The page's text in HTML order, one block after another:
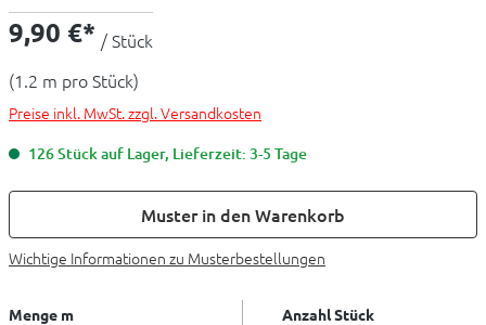
9,90 €* / Stück
(1.2 m pro Stück)
Preise inkl. MwSt. zzgl. Versandkosten
126 Stück auf Lager, Lieferzeit: 3-5 Tage
Muster in den Warenkorb
Wichtige Informationen zu Musterbestellungen
Menge m Anzahl Stück